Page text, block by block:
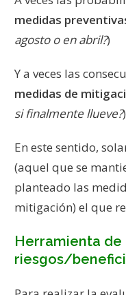
medidas
agosto o en abril?)
Y a veces las
medidas de
si finalmente llueve?
En este sentido,
(aquel que se
planteado las
mitigación) el que
Herramienta
riesgos/